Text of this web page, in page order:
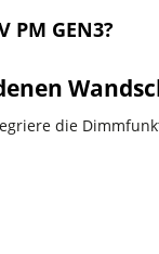
PM GEN3?
die